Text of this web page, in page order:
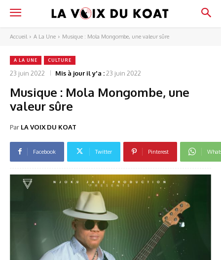
Accueil A La Une Musique : Mola Mongombe, une valeur sûre
A LA UNE CULTURE
23 juin 2022 Mis à jour il y'a :23 juin 2022
Musique : Mola Mongombe, une
valeur sûre
Par LA VOIX DU KOAT
Facebook Twitter Pinterest